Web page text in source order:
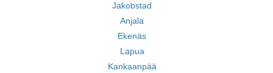
Jakobstad
Anjala
Ekenäs
Lapua
Kankaanpää